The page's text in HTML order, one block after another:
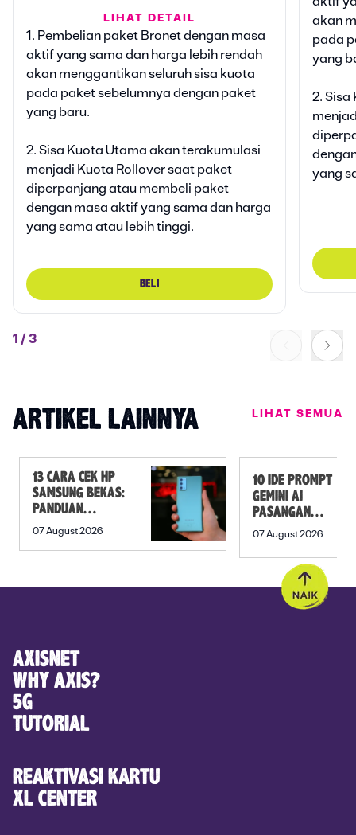
Bonus Google Gemini
Klaim bonusnya di AXISNET
Bonus Vidio Platinum Lite
Klaim bonusnya di AXISNET
30 HARI
Bonus Kuota 5G
LIHAT DETAIL
1. Pembelian paket Bronet dengan masa
aktif yang sama dan harga lebih rendah
akan menggantikan seluruh sisa kuota
pada paket sebelumnya dengan paket
yang baru.
2. Sisa Kuota Utama akan terakumulasi
menjadi Kuota Rollover saat paket
diperpanjang atau membeli paket
dengan masa aktif yang sama dan harga
yang sama atau lebih tinggi.
BELI
akan
pada
yang
2. Sisa
yang
1 /3
ARTIKEL LAINNYA LIHAT SEMUA
13 CARA CEK HP
SAMSUNG BEKAS:
PANDUAN
SEBELUM
07 August 2026
10 IDE PROMPT
GEMINI AI
PASANGAN
PREWEDDING
07 August 2026
AXISNET
WHY AXIS?
5G
TUTORIAL
REAKTIVASI KARTU
XL CENTER